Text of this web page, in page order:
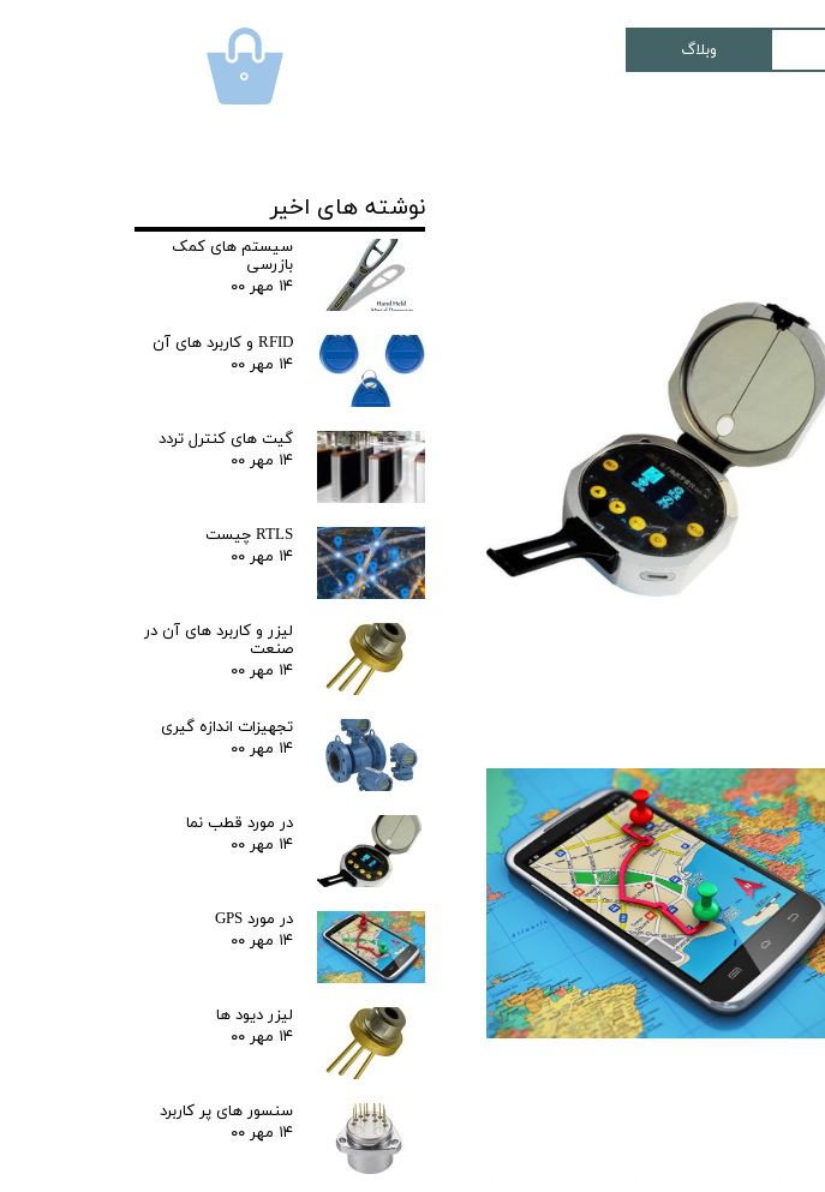
وبلاگ
۰
نوشته های اخیر
سیستم های کمک
بازرسی
۱۴ مهر ۰۰
RFID و کاربرد های آن
۱۴ مهر ۰۰
گیت های کنترل تردد
۱۴ مهر ۰۰
RTLS چیست
۱۴ مهر ۰۰
لیزر و کاربرد های آن در
صنعت
۱۴ مهر ۰۰
تجهیزات اندازه گیری
۱۴ مهر ۰۰
در مورد قطب نما
۱۴ مهر ۰۰
در مورد GPS
۱۴ مهر ۰۰
لیزر دیود ها
۱۴ مهر ۰۰
سنسور های پر کاربرد
۱۴ مهر ۰۰